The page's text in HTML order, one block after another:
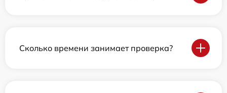
Сколько времени занимает проверка?